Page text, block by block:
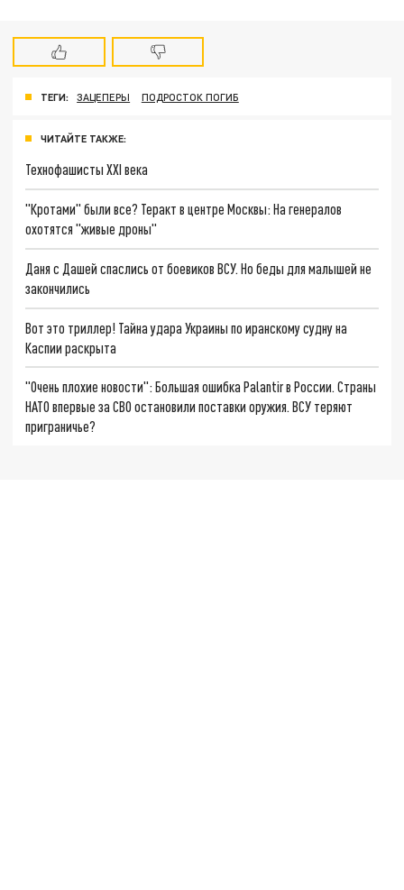
ТЕГИ: ЗАЦЕПЕРЫ ПОДРОСТОК ПОГИБ
ЧИТАЙТЕ ТАКЖЕ:
Технофашисты XXI века
"Кротами" были все? Теракт в центре Москвы: На генералов
охотятся "живые дроны"
Даня с Дашей спаслись от боевиков ВСУ. Но беды для малышей не
закончились
Вот это триллер! Тайна удара Украины по иранскому судну на
Каспии раскрыта
"Очень плохие новости": Большая ошибка Palantir в России. Страны
НАТО впервые за СВО остановили поставки оружия. ВСУ теряют
приграничье?